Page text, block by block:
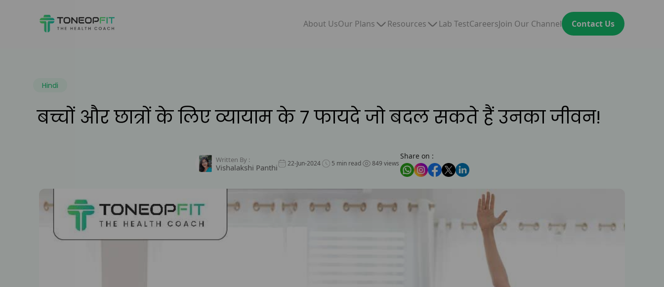
About UsOur Plans Resources Lab TestCareersJoin Our Channel Contact Us
Hindi
बच्चों और छात्रों के लिए व्यायाम के 7 फायदे जो बदल सकते हैं उनका जीवन!
Written By :
Vishalakshi Panthi 22-Jun-2024 5 min read 849 views
Share on :